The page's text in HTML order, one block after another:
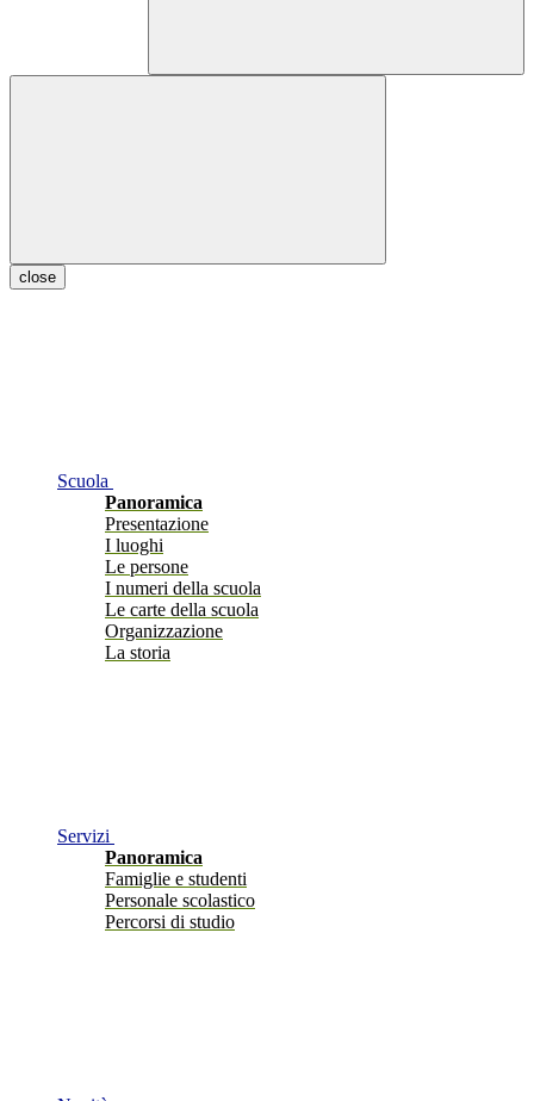
close
Scuola
Panoramica
Presentazione
I luoghi
Le persone
I numeri della scuola
Le carte della scuola
Organizzazione
La storia
Servizi
Panoramica
Famiglie e studenti
Personale scolastico
Percorsi di studio